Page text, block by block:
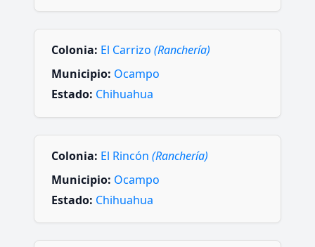
Colonia: El Carrizo (Ranchería)
Municipio: Ocampo
Estado: Chihuahua
Colonia: El Rincón (Ranchería)
Municipio: Ocampo
Estado: Chihuahua